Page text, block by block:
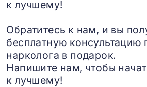
к лучшему!
Обратитесь к нам, и вы
бесплатную консультацию
нарколога в подарок.
Напишите нам, чтобы
к лучшему!